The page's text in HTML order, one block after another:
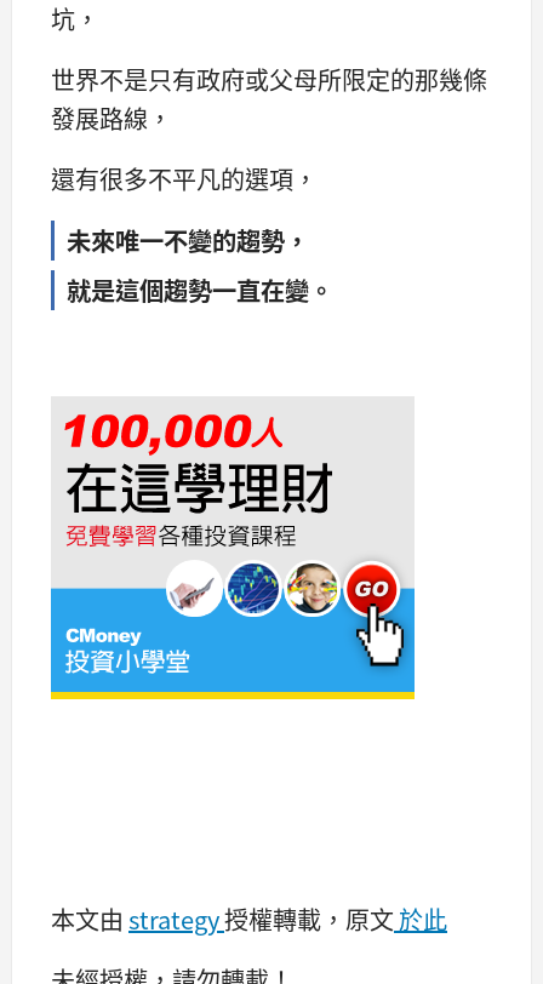
坑，
世界不是只有政府或父母所限定的那幾條
發展路線，
還有很多不平凡的選項，
未來唯一不變的趨勢，
就是這個趨勢一直在變。
本文由 strategy授權轉載，原文 於此